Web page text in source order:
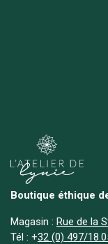
Boutique éthique
Magasin : Rue de la
Tél : +32 (0) 497/